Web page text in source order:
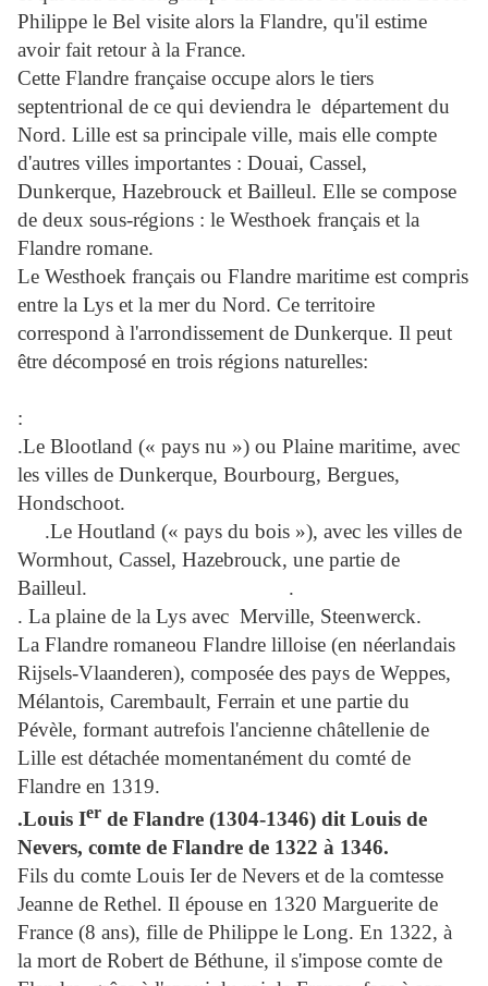
Philippe le Bel visite alors la Flandre, qu'il estime
avoir fait retour à la France.
Cette Flandre française occupe alors le tiers
septentrional de ce qui deviendra le département du
Nord. Lille est sa principale ville, mais elle compte
d'autres villes importantes : Douai, Cassel,
Dunkerque, Hazebrouck et Bailleul. Elle se compose
de deux sous-régions : le Westhoek français et la
Flandre romane.
Le Westhoek français ou Flandre maritime est compris
entre la Lys et la mer du Nord. Ce territoire
correspond à l'arrondissement de Dunkerque. Il peut
être décomposé en trois régions naturelles:
:
.Le Blootland (« pays nu ») ou Plaine maritime, avec
les villes de Dunkerque, Bourbourg, Bergues,
Hondschoot.
.Le Houtland (« pays du bois »), avec les villes de
Wormhout, Cassel, Hazebrouck, une partie de
Bailleul. .
. La plaine de la Lys avec Merville, Steenwerck.
La Flandre romaneou Flandre lilloise (en néerlandais
Rijsels-Vlaanderen), composée des pays de Weppes,
Mélantois, Carembault, Ferrain et une partie du
Pévèle, formant autrefois l'ancienne châtellenie de
Lille est détachée momentanément du comté de
Flandre en 1319.
.Louis Ier de Flandre (1304-1346) dit Louis de
Nevers, comte de Flandre de 1322 à 1346.
Fils du comte Louis Ier de Nevers et de la comtesse
Jeanne de Rethel. Il épouse en 1320 Marguerite de
France (8 ans), fille de Philippe le Long. En 1322, à
la mort de Robert de Béthune, il s'impose comte de